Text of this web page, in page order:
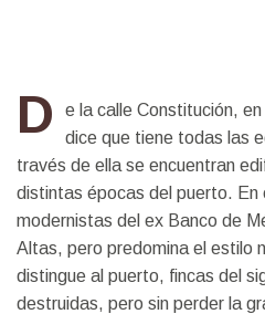
D
e la calle Constitución,
dice que tiene todas las
través de ella se encuentran
distintas épocas del puerto. En
modernistas del ex Banco de
Altas, pero predomina el estilo
distingue al puerto, fincas del
destruidas, pero sin perder la